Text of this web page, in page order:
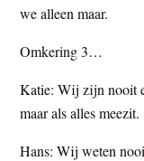
we alleen maar.
Omkering 3…
Katie: Wij zijn nooit
maar als alles meezit.
Hans: Wij weten